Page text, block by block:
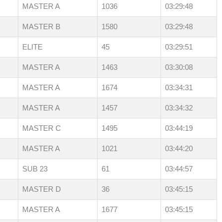
MASTER A 1036 03:29:48
MASTER B 1580 03:29:48
ELITE 45 03:29:51
MASTER A 1463 03:30:08
MASTER A 1674 03:34:31
MASTER A 1457 03:34:32
MASTER C 1495 03:44:19
MASTER A 1021 03:44:20
SUB 23 61 03:44:57
MASTER D 36 03:45:15
MASTER A 1677 03:45:15